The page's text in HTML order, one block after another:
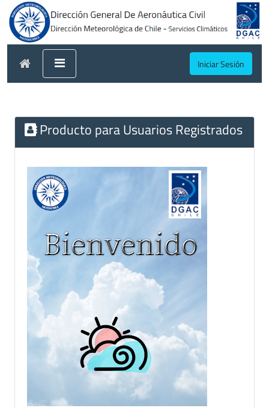
Iniciar Sesión
Producto para Usuarios Registrados